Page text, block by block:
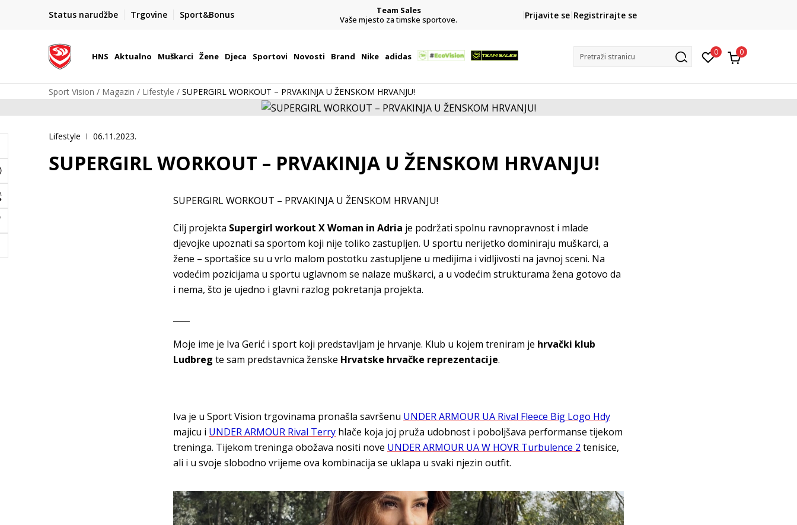
Status narudžbe Trgovine Sport&Bonus
BOX NOW
Dostava 1,50 €| Više od 800 paketomata u Hrvatskoj
Vaše mjesto za timske sportove.
CLICK& COLLECT
besplatno preuzimanje u trgovini
Prijavite se Registrirajte se
HNS Aktualno Muškarci Žene Djeca Sportovi Novosti Brand Nike adidas Pretraži stranicu 0 0
Sport Vision Magazin Lifestyle SUPERGIRL WORKOUT – PRVAKINJA U ŽENSKOM HRVANJU!
Lifestyle 06.11.2023.
SUPERGIRL WORKOUT – PRVAKINJA U ŽENSKOM HRVANJU!
SUPERGIRL WORKOUT – PRVAKINJA U ŽENSKOM HRVANJU!
Cilj projekta Supergirl workout X Woman in Adria je podržati spolnu ravnopravnost i mlade
djevojke upoznati sa sportom koji nije toliko zastupljen. U sportu nerijetko dominiraju muškarci, a
žene – sportašice su u vrlo malom postotku zastupljene u medijima i vidljivosti na javnoj sceni. Na
vodećim pozicijama u sportu uglavnom se nalaze muškarci, a u vodećim strukturama žena gotovo da
i nema, što je ujedno i glavni razlog pokretanja projekta.
Moje ime je Iva Gerić i sport koji predstavljam je hrvanje. Klub u kojem treniram je hrvački klub
Ludbreg te sam predstavnica ženske Hrvatske hrvačke reprezentacije.
Iva je u Sport Vision trgovinama pronašla savršenu UNDER ARMOUR UA Rival Fleece Big Logo Hdy
majicu i UNDER ARMOUR Rival Terry hlače koja joj pruža udobnost i poboljšava performanse tijekom
treninga. Tijekom treninga obožava nositi nove UNDER ARMOUR UA W HOVR Turbulence 2 tenisice,
ali i u svoje slobodno vrijeme ova kombinacija se uklapa u svaki njezin outfit.